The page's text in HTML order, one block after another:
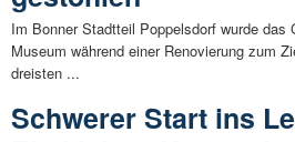
Im Bonner Stadtteil Poppelsdorf wurde das
Museum während einer Renovierung zum
dreisten ...
Schwerer Start ins